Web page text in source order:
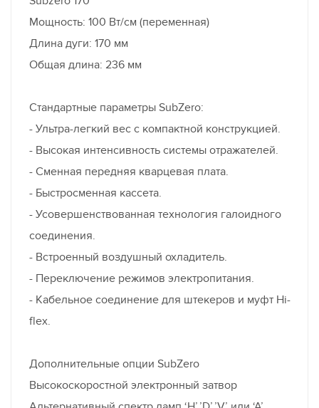
Мощность: 100 Вт/см (переменная)
Длина дуги: 170 мм
Общая длина: 236 мм
Стандартные параметры SubZero:
- Ультра-легкий вес с компактной конструкцией.
- Высокая интенсивность системы отражателей.
- Сменная передняя кварцевая плата.
- Быстросменная кассета.
- Усовершенствованная технология галоидного
соединения.
- Встроенный воздушный охладитель.
- Переключение режимов электропитания.
- Кабельное соединение для штекеров и муфт Hi-
flex.
Дополнительные опции SubZero
Высокоскоростной электронный затвор